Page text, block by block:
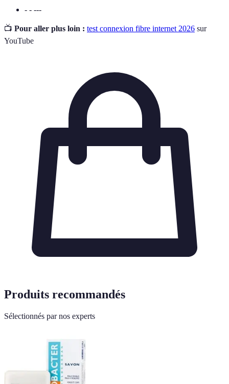
- - ---
📺 Pour aller plus loin : test connexion fibre internet 2026 sur
YouTube
Produits recommandés
Sélectionnés par nos experts